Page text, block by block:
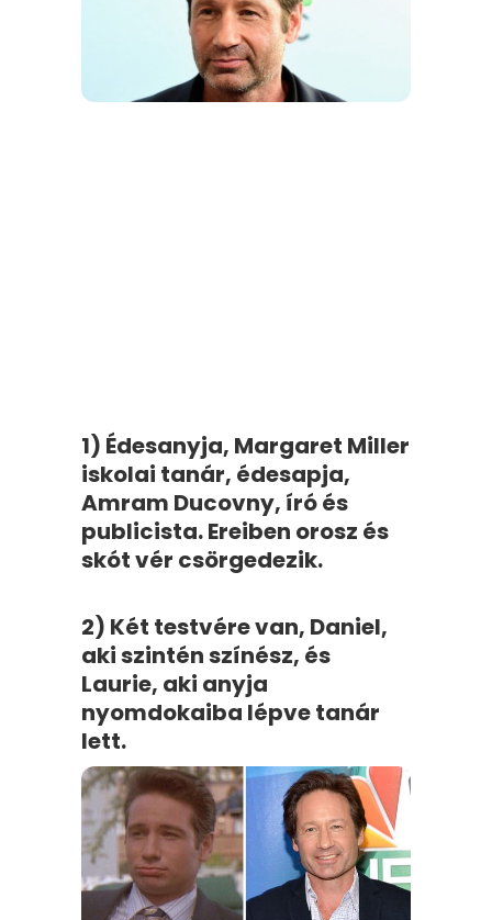
1) Édesanyja, Margaret Miller
iskolai tanár, édesapja,
Amram Ducovny, író és
publicista. Ereiben orosz és
skót vér csörgedezik.
2) Két testvére van, Daniel,
aki szintén színész, és
Laurie, aki anyja
nyomdokaiba lépve tanár
lett.